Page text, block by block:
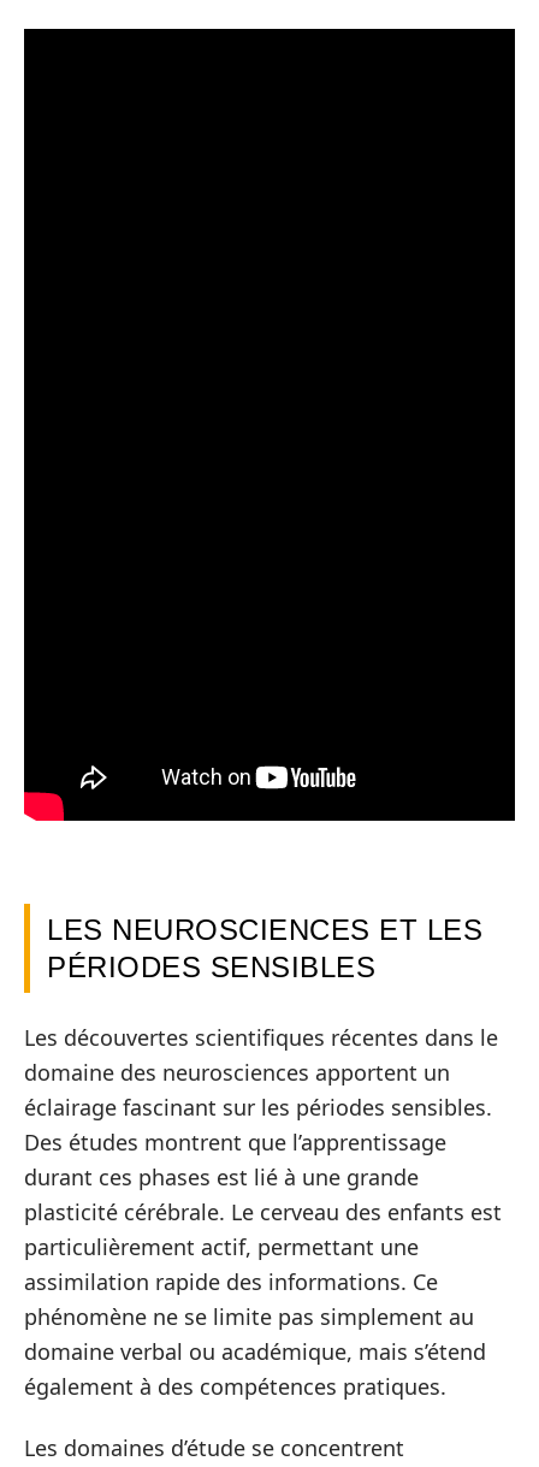
LES NEUROSCIENCES ET LES
PÉRIODES SENSIBLES
Les découvertes scientifiques récentes dans le
domaine des neurosciences apportent un
éclairage fascinant sur les périodes sensibles.
Des études montrent que l’apprentissage
durant ces phases est lié à une grande
plasticité cérébrale. Le cerveau des enfants est
particulièrement actif, permettant une
assimilation rapide des informations. Ce
phénomène ne se limite pas simplement au
domaine verbal ou académique, mais s’étend
également à des compétences pratiques.
Les domaines d’étude se concentrent